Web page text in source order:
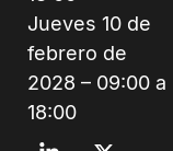
2028 – 09:00 a
18:00
Jueves 10 de
febrero de